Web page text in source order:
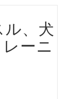
、犬
ーニ